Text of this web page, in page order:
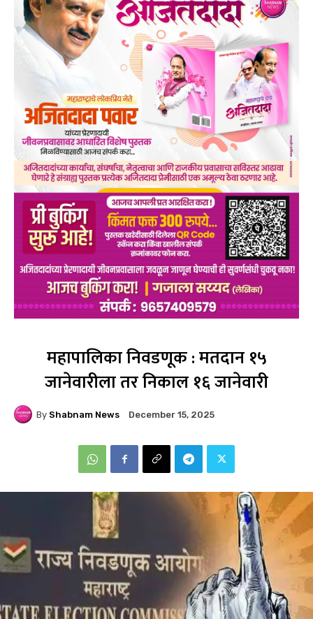
महापालिका निवडणूक : मतदान १५
जानेवारीला तर निकाल १६ जानेवारी
By Shabnam News December 15, 2025